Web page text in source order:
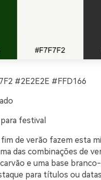
#2E2E2E #FFD166
festival
de verão fazem esta
das combinações de
e uma base
para títulos ou